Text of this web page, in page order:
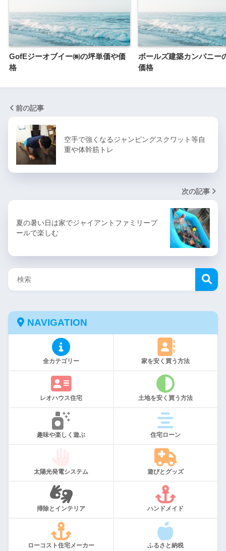
GofEジーオブイー㈱の坪単価や価
格
ボールズ建築カンパニー
価格
前の記事
空手で強くなるジャンピングスクワット等自
重や体幹筋トレ
次の記事
夏の暑い日は家でジャイアントファミリープ
ールで楽しむ
NAVIGATION
全カテゴリー 家を安く買う方法
レオハウス住宅 土地を安く買う方法
趣味や楽しく遊ぶ 住宅ローン
太陽光発電システム 遊びとグッズ
掃除とインテリア ハンドメイド
ローコスト住宅メーカー ふるさと納税